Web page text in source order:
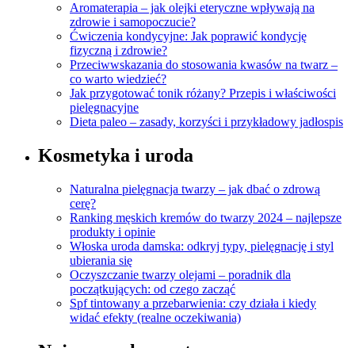
Aromaterapia – jak olejki eteryczne wpływają na
zdrowie i samopoczucie?
Ćwiczenia kondycyjne: Jak poprawić kondycję
fizyczną i zdrowie?
Przeciwwskazania do stosowania kwasów na twarz –
co warto wiedzieć?
Jak przygotować tonik różany? Przepis i właściwości
pielęgnacyjne
Dieta paleo – zasady, korzyści i przykładowy jadłospis
Kosmetyka i uroda
Naturalna pielęgnacja twarzy – jak dbać o zdrową
cerę?
Ranking męskich kremów do twarzy 2024 – najlepsze
produkty i opinie
Włoska uroda damska: odkryj typy, pielęgnację i styl
ubierania się
Oczyszczanie twarzy olejami – poradnik dla
początkujących: od czego zacząć
Spf tintowany a przebarwienia: czy działa i kiedy
widać efekty (realne oczekiwania)